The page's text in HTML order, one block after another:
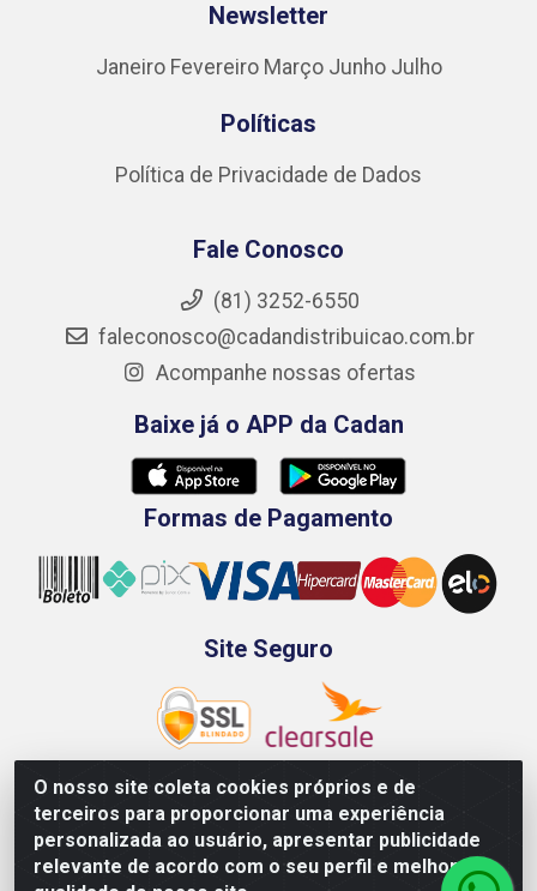
O nosso site coleta cookies próprios e de
terceiros para proporcionar uma experiência
personalizada ao usuário, apresentar publicidade
relevante de acordo com o seu perfil e melhorar a
Newsletter
Janeiro Fevereiro Março Junho Julho
Políticas
Política de Privacidade de Dados
Fale Conosco
(81) 3252-6550
faleconosco@cadandistribuicao.com.br
Acompanhe nossas ofertas
Baixe já o APP da Cadan
Formas de Pagamento
Site Seguro
Rod. BR-101 Sul, Km 73, 4505, Galpão A, Ibura -
Recife/PE - CEP 51240-340 - CNPJ 70.089.974/0001-79